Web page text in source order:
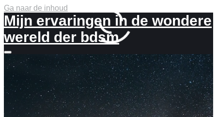
Ga naar de inhoud
Mijn ervaringen in de wondere
wereld der bdsm
Meer
info